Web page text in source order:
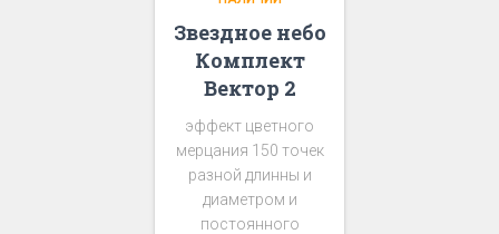
Звездное небо
Комплект
Вектор 2
эффект цветного
мерцания 150 точек
разной длинны и
диаметром и
постоянного